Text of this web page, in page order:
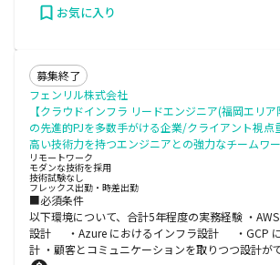
お気に入り
募集終了
フェンリル株式会社
【クラウドインフラ リードエンジニア(福岡エリ
の先進的PJを多数手がける企業/クライアント視
高い技術力を持つエンジニアとの強力なチームワ
リモートワーク
モダンな技術を採用
技術試験なし
フレックス出勤・時差出勤
■必須条件
以下環境について、合計5年程度の実務経験 ・
設計 ・Azure におけるインフラ設計 ・GCP
計 ・顧客とコミュニケーションを取りつつ設計が